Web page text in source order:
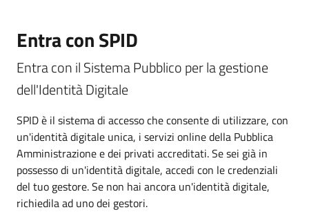
Entra con SPID
Entra con il Sistema Pubblico per la gestione
dell'Identità Digitale
SPID è il sistema di accesso che consente di utilizzare, con
un'identità digitale unica, i servizi online della Pubblica
Amministrazione e dei privati accreditati. Se sei già in
possesso di un'identità digitale, accedi con le credenziali
del tuo gestore. Se non hai ancora un'identità digitale,
richiedila ad uno dei gestori.